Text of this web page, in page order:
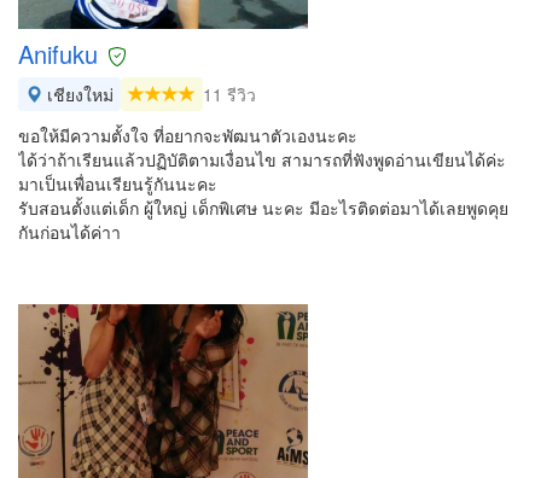
Anifuku
เชียงใหม่
11 รีวิว
ขอให้มีความตั้งใจ ที่อยากจะพัฒนาตัวเองนะคะ
ได้ว่าถ้าเรียนแล้วปฏิบัติตามเงื่อนไข สามารถที่ฟังพูดอ่านเขียนได้ค่ะ
มาเป็นเพื่อนเรียนรู้กันนะคะ
รับสอนตั้งแต่เด็ก ผู้ใหญ่ เด็กพิเศษ นะคะ มีอะไรติดต่อมาได้เลยพูดคุย
กันก่อนได้ค่าา